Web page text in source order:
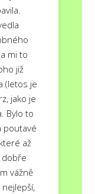
mi to
již
(letos je
jako je
Bylo to
poutavé
až
dobře
vážně